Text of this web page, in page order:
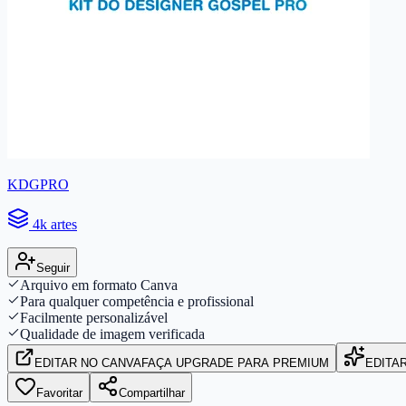
KDGPRO
4k artes
Seguir
Arquivo em formato Canva
Para qualquer competência e profissional
Facilmente personalizável
Qualidade de imagem verificada
EDITAR NO CANVAFAÇA UPGRADE PARA PREMIUM
Favoritar Compartilhar